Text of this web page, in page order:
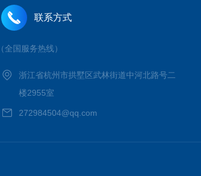
联系方式
（全国服务热线）
浙江省杭州市拱墅区武林街道中河北路号二
楼2955室
272984504@qq.com